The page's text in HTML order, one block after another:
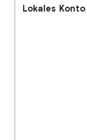
Lokales Konto